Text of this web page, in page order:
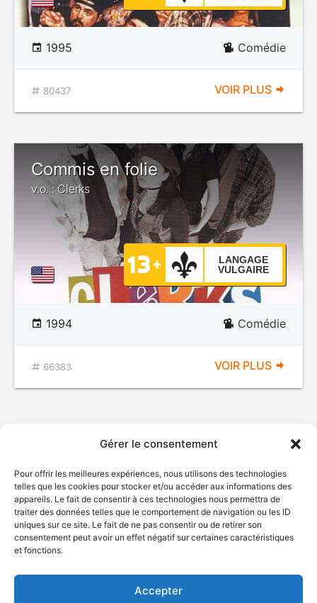
Gérer le consentement
Pour offrir les meilleures expériences, nous utilisons des technologies
telles que les cookies pour stocker et/ou accéder aux informations des
appareils. Le fait de consentir à ces technologies nous permettra de
traiter des données telles que le comportement de navigation ou les ID
uniques sur ce site. Le fait de ne pas consentir ou de retirer son
consentement peut avoir un effet négatif sur certaines caractéristiques
et fonctions.
Accepter
1995 Comédie
80437 VOIR PLUS
Commis en folie
v.o. : Clerks
LANGAGE
VULGAIRE
1994 Comédie
66383 VOIR PLUS
© Gouvernement du Québec, 2026
Plan du site
Accessibilité